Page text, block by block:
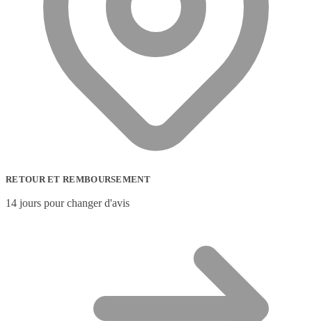
RETOUR ET REMBOURSEMENT
14 jours pour changer d'avis